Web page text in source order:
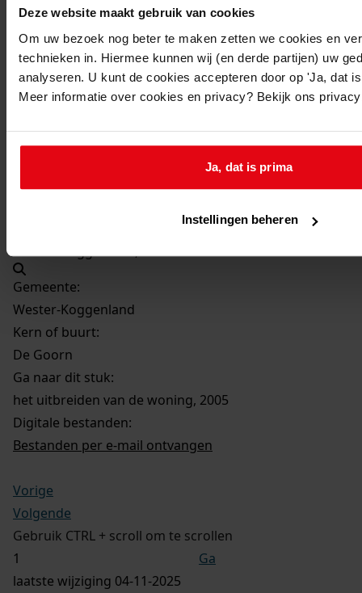
Deze website maakt gebruik van cookies
Om uw bezoek nog beter te maken zetten we cookies en
technieken in. Hiermee kunnen wij (en derde partijen) uw
analyseren. U kunt de cookies accepteren door op 'Ja, dat
Meer informatie over cookies en privacy? Bekijk ons
Ja, dat is prima
Instellingen beheren
2005
Beschrijving:
het uitbreiden van de woning
Datum vergunning:
08-11-2005
Wester-Koggenland, sectie F 2153
Gemeente:
Wester-Koggenland
Kern of buurt:
De Goorn
Ga naar dit stuk:
het uitbreiden van de woning, 2005
Digitale bestanden:
Bestanden per e-mail ontvangen
Vorige
Volgende
Gebruik CTRL + scroll om te scrollen
Ga
laatste wijziging 04-11-2025